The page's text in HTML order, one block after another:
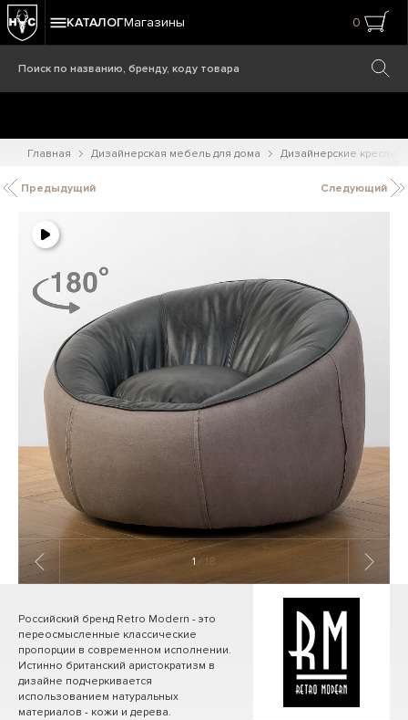
КАТАЛОГМагазины 0
Главная Дизайнерская мебель для дома Дизайнерские кресла
Предыдущий Следующий
1 / 18
Российский бренд Retro Modern - это
переосмысленные классические
пропорции в современном исполнении.
Истинно британский аристократизм в
дизайне подчеркивается
использованием натуральных
материалов - кожи и дерева.